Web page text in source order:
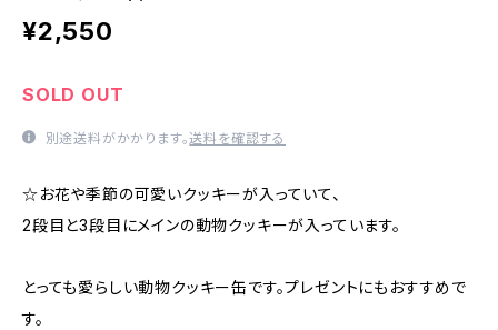
¥2,550
SOLD OUT
別途送料がかかります。送料を確認する
☆お花や季節の可愛いクッキーが入っていて、
2段目と3段目にメインの動物クッキーが入っています。
とっても愛らしい動物クッキー缶です。プレゼントにもおすすめで
す。